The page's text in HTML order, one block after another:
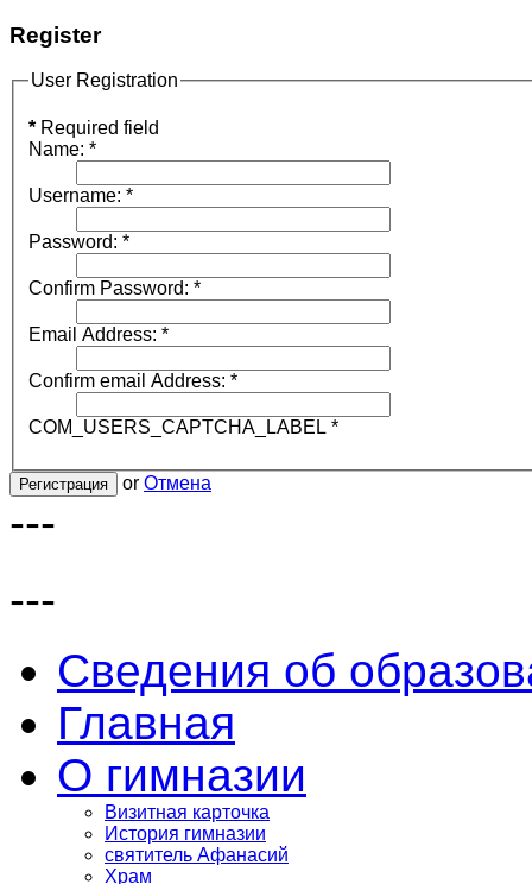
Register
User Registration
* Required field
Name: *
Username: *
Password: *
Confirm Password: *
Email Address: *
Confirm email Address: *
COM_USERS_CAPTCHA_LABEL *
Регистрация or Отмена
---
---
Сведения об
Главная
О гимназии
Визитная карточка
История гимназии
святитель Афанасий
Храм